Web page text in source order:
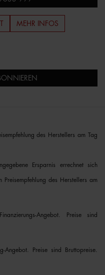
MEHR INFOS
des Herstellers am Tag
Ersparnis errechnet sich
des Herstellers am
Angebot. Preise sind
Preise sind Bruttopreise.